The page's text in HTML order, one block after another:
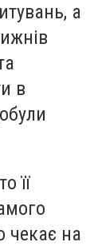
а
в
її
чекає на